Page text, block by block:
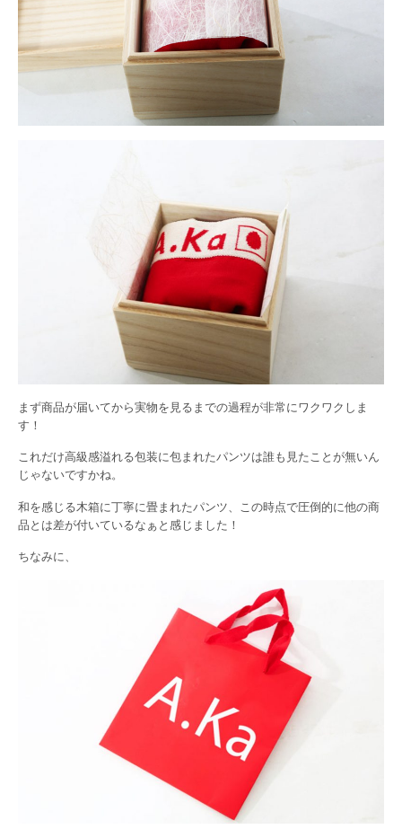
まず商品が届いてから実物を見るまでの過程が非常にワクワクしま
す！
これだけ高級感溢れる包装に包まれたパンツは誰も見たことが無いん
じゃないですかね。
和を感じる木箱に丁寧に畳まれたパンツ、この時点で圧倒的に他の商
品とは差が付いているなぁと感じました！
ちなみに、